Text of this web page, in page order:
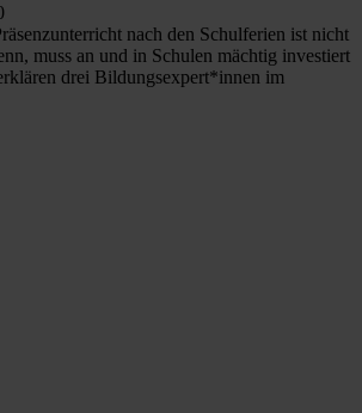
nach den Schulferien ist nicht
muss an und in Schulen mächtig investiert
drei Bildungsexpert*innen im